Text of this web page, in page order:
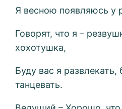
Я весною появляюсь у
Говорят, что я –
хохотушка,
Буду вас я
танцевать.